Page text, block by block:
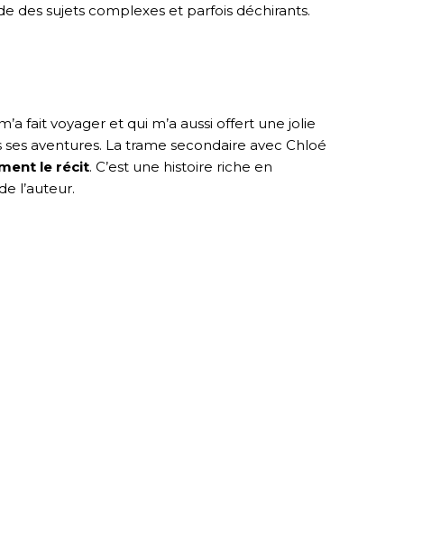
des sujets complexes et parfois déchirants.
fait voyager et qui m’a aussi offert une jolie
aventures. La trame secondaire avec Chloé
le récit. C’est une histoire riche en
l’auteur.